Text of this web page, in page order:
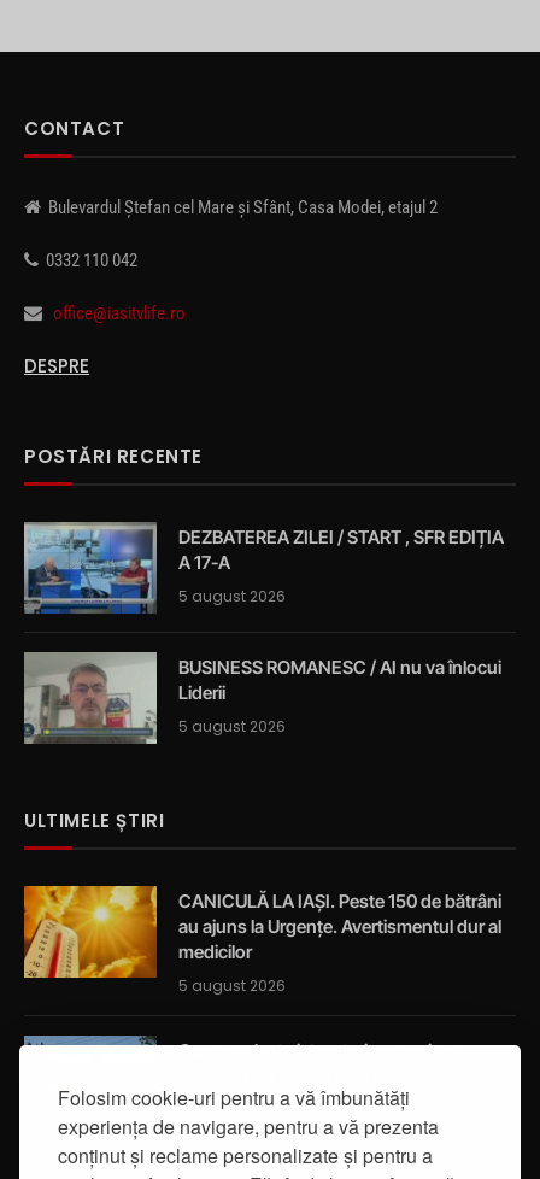
Folosim cookie-uri pentru a vă îmbunătăți
experiența de navigare, pentru a vă prezenta
conținut și reclame personalizate și pentru a
CONTACT
Bulevardul Ștefan cel Mare și Sfânt, Casa Modei, etajul 2
0332 110 042
office@iasitvlife.ro
DESPRE
POSTĂRI RECENTE
DEZBATEREA ZILEI / START , SFR EDIȚIA
A 17-A
5 august 2026
BUSINESS ROMANESC / AI nu va înlocui
Liderii
5 august 2026
ULTIMELE ȘTIRI
CANICULĂ LA IAȘI. Peste 150 de bătrâni
au ajuns la Urgențe. Avertismentul dur al
medicilor
5 august 2026
Cum a salvat viața a trei oameni un
întâmplător prin localitatea Breazu
5 august 2026